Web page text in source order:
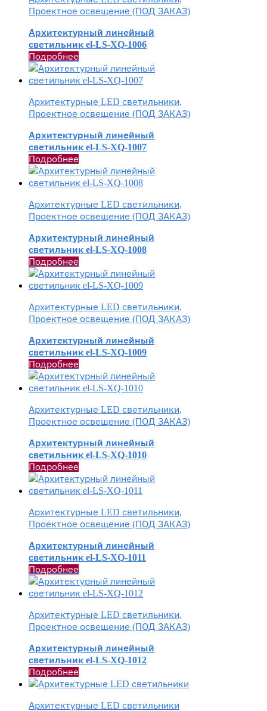
Проектное освещение (ПОД ЗАКАЗ)
Архитектурный линейный
светильник el-LS-XQ-1006
Подробнее
Архитектурные LED светильники,
Проектное освещение (ПОД ЗАКАЗ)
Архитектурный линейный
светильник el-LS-XQ-1007
Подробнее
Архитектурные LED светильники,
Проектное освещение (ПОД ЗАКАЗ)
Архитектурный линейный
светильник el-LS-XQ-1008
Подробнее
Архитектурные LED светильники,
Проектное освещение (ПОД ЗАКАЗ)
Архитектурный линейный
светильник el-LS-XQ-1009
Подробнее
Архитектурные LED светильники,
Проектное освещение (ПОД ЗАКАЗ)
Архитектурный линейный
светильник el-LS-XQ-1010
Подробнее
Архитектурные LED светильники,
Проектное освещение (ПОД ЗАКАЗ)
Архитектурный линейный
светильник el-LS-XQ-1011
Подробнее
Архитектурные LED светильники,
Проектное освещение (ПОД ЗАКАЗ)
Архитектурный линейный
светильник el-LS-XQ-1012
Подробнее
Архитектурные LED светильники